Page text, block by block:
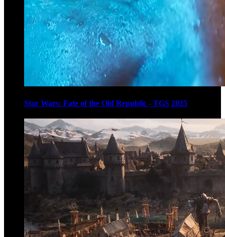
Star Wars: Fate of the Old Republic - TGS 2025